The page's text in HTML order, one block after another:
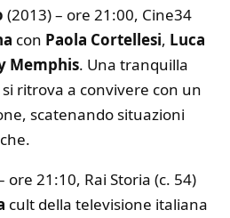
(2013) – ore 21:00, Cine34
con Paola Cortellesi, Luca
Memphis. Una tranquilla
ritrova a convivere con un
scatenando situazioni
ore 21:10, Rai Storia (c. 54)
cult della televisione italiana